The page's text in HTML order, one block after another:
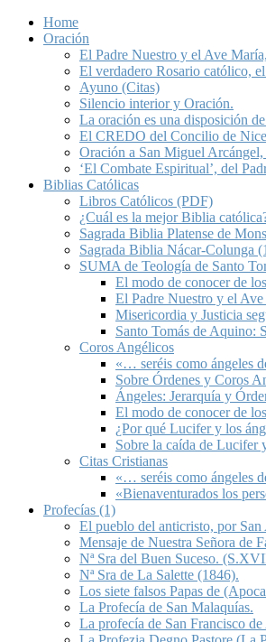
Home
Oración
El Padre Nuestro y el Ave
El verdadero Rosario católico,
Ayuno (Citas)
Silencio interior y Oración.
La oración es una disposición
El CREDO del Concilio de
Oración a San Miguel
‘El Combate Espiritual’, del
Biblias Católicas
Libros Católicos (PDF)
¿Cuál es la mejor Biblia
Sagrada Biblia Platense de
Sagrada Biblia Nácar-Colunga
SUMA de Teología de Santo
El modo de conocer de
El Padre Nuestro y el
Misericordia y Justicia
Santo Tomás de Aquino:
Coros Angélicos
«… seréis como ángeles
Sobre Órdenes y Coros
Ángeles: Jerarquía y
El modo de conocer de
¿Por qué Lucifer y los
Sobre la caída de Lucifer
Citas Cristianas
«… seréis como ángeles
«Bienaventurados los
Profecías (1)
El pueblo del anticristo, por
Mensaje de Nuestra Señora de
Nª Sra del Buen Suceso.
Nª Sra de La Salette (1846).
Los siete falsos Papas de
La Profecía de San Malaquías.
La profecía de San Francisco de